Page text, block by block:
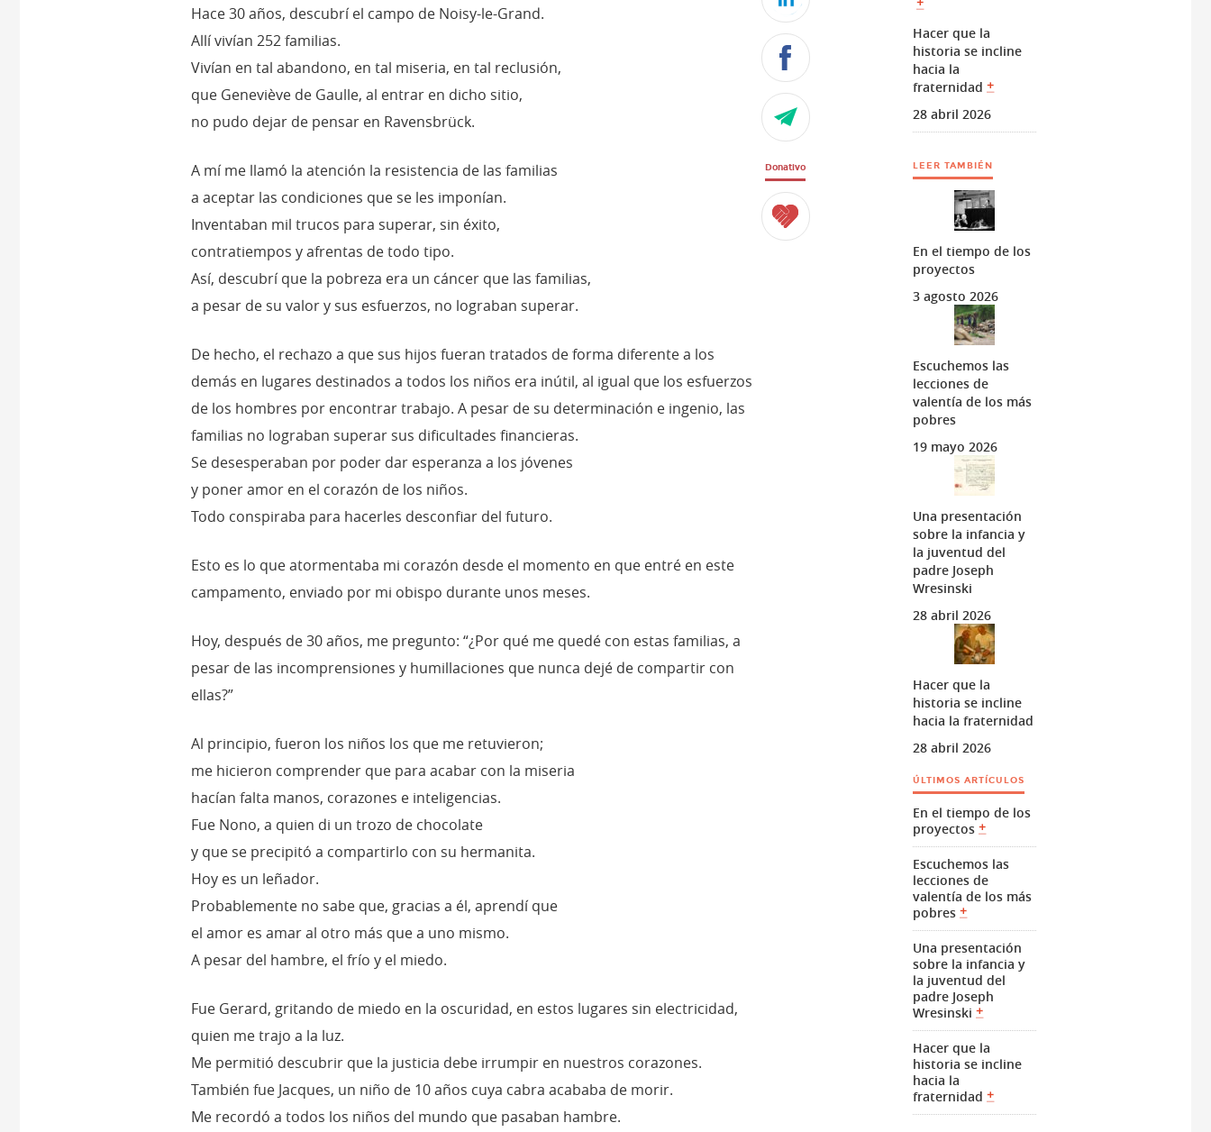
Hace 30 años, descubrí el campo de Noisy-le-Grand.
Allí vivían 252 familias.
Vivían en tal abandono, en tal miseria, en tal reclusión,
que Geneviève de Gaulle, al entrar en dicho sitio,
no pudo dejar de pensar en Ravensbrück.
A mí me llamó la atención la resistencia de las familias
a aceptar las condiciones que se les imponían.
Inventaban mil trucos para superar, sin éxito,
contratiempos y afrentas de todo tipo.
Así, descubrí que la pobreza era un cáncer que las familias,
a pesar de su valor y sus esfuerzos, no lograban superar.
De hecho, el rechazo a que sus hijos fueran tratados de forma diferente a los
demás en lugares destinados a todos los niños era inútil, al igual que los esfuerzos
de los hombres por encontrar trabajo. A pesar de su determinación e ingenio, las
familias no lograban superar sus dificultades financieras.
Se desesperaban por poder dar esperanza a los jóvenes
y poner amor en el corazón de los niños.
Todo conspiraba para hacerles desconfiar del futuro.
Esto es lo que atormentaba mi corazón desde el momento en que entré en este
campamento, enviado por mi obispo durante unos meses.
Hoy, después de 30 años, me pregunto: “¿Por qué me quedé con estas familias, a
pesar de las incomprensiones y humillaciones que nunca dejé de compartir con
ellas?”
Al principio, fueron los niños los que me retuvieron;
me hicieron comprender que para acabar con la miseria
hacían falta manos, corazones e inteligencias.
Fue Nono, a quien di un trozo de chocolate
y que se precipitó a compartirlo con su hermanita.
Hoy es un leñador.
Probablemente no sabe que, gracias a él, aprendí que
el amor es amar al otro más que a uno mismo.
A pesar del hambre, el frío y el miedo.
Fue Gerard, gritando de miedo en la oscuridad, en estos lugares sin electricidad,
quien me trajo a la luz.
Me permitió descubrir que la justicia debe irrumpir en nuestros corazones.
También fue Jacques, un niño de 10 años cuya cabra acababa de morir.
Me recordó a todos los niños del mundo que pasaban hambre.
Donativo
Hacer que la
historia se incline
hacia la
fraternidad
28 abril 2026
LEER TAMBIÉN
En el tiempo de los
proyectos
3 agosto 2026
Escuchemos las
lecciones de
valentía de los más
pobres
19 mayo 2026
Una presentación
sobre la infancia y
la juventud del
padre Joseph
Wresinski
28 abril 2026
Hacer que la
historia se incline
hacia la fraternidad
28 abril 2026
ÚLTIMOS ARTÍCULOS
En el tiempo de los
proyectos
Escuchemos las
lecciones de
valentía de los más
pobres
Una presentación
sobre la infancia y
la juventud del
padre Joseph
Wresinski
Hacer que la
historia se incline
hacia la
fraternidad